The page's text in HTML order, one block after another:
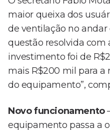
maior queixa dos
de ventilação no andar
questão resolvida com
investimento foi de
mais R$200 mil para
do equipamento”,
Novo funcionamento
equipamento passa a